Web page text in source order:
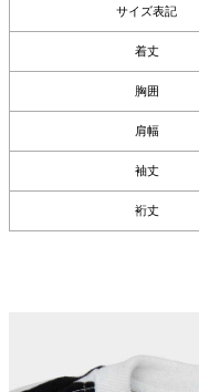
サイズ表記
着丈
胸囲
肩幅
袖丈
裄丈